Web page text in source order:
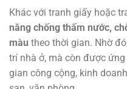
Khác với tranh giấy hoặc
năng chống thấm nước,
màu theo thời gian. Nhờ
trí nhà ở, mà còn được
gian công cộng, kinh